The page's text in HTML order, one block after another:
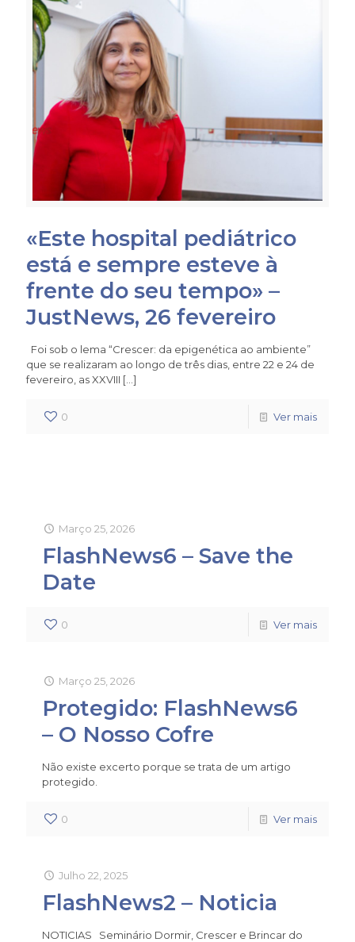
«Este hospital pediátrico
está e sempre esteve à
frente do seu tempo» –
JustNews, 26 fevereiro
Foi sob o lema “Crescer: da epigenética ao ambiente”
que se realizaram ao longo de três dias, entre 22 e 24 de
fevereiro, as XXVIII […]
0 Ver mais
Março 25, 2026
FlashNews6 – Save the
Date
0 Ver mais
Março 25, 2026
Protegido: FlashNews6
– O Nosso Cofre
Não existe excerto porque se trata de um artigo
protegido.
0 Ver mais
Julho 22, 2025
FlashNews2 – Noticia
NOTICIAS Seminário Dormir, Crescer e Brincar do